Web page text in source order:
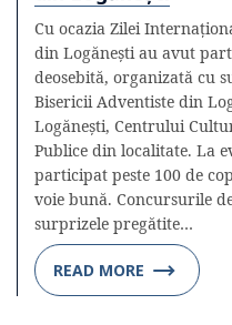
Cu ocazia Zilei
din Logănești au avut
deosebită, organizată cu
Bisericii Adventiste din
Logănești, Centrului
Publice din localitate. La
participat peste 100 de
voie bună. Concursurile
surprizele pregătite…
READ MORE